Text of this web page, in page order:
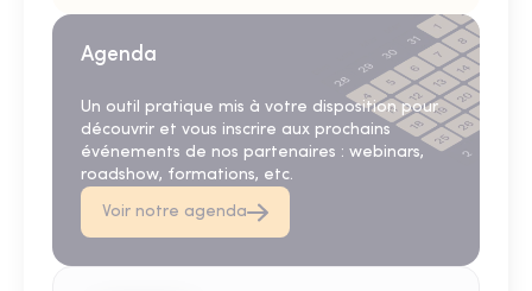
Agenda
Un outil pratique mis à votre disposition pour
découvrir et vous inscrire aux prochains
événements de nos partenaires : webinars,
roadshow, formations, etc.
Voir notre agenda